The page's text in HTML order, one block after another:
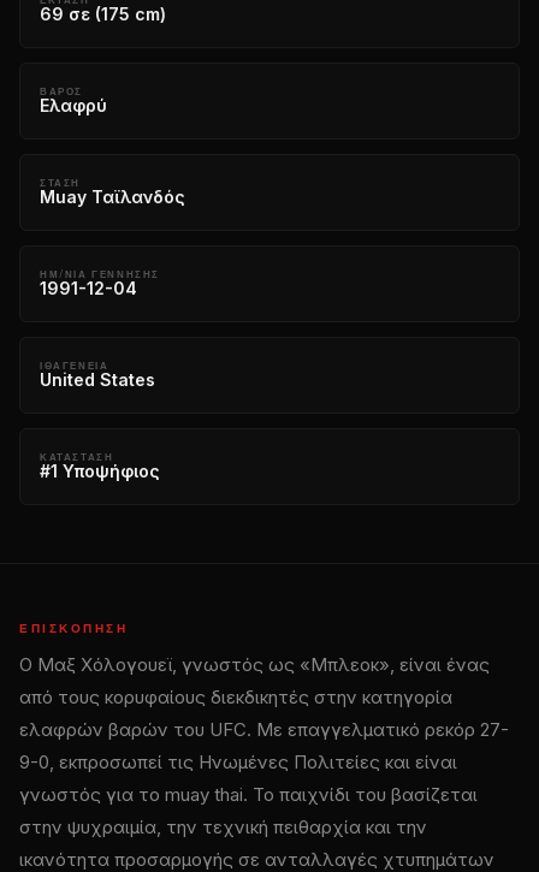
69 σε (175 cm)
ΒΆΡΟΣ
Ελαφρύ
ΣΤΆΣΗ
Muay Ταϊλανδός
ΗΜ/ΝΙΑ ΓΕΝΝΗΣΗΣ
1991-12-04
ΙΘΑΓΈΝΕΙΑ
United States
ΚΑΤΆΣΤΑΣΗ
#1 Υποψήφιος
ΕΠΙΣΚΌΠΗΣΗ
Ο Μαξ Χόλογουεϊ, γνωστός ως «Μπλεοκ», είναι ένας
από τους κορυφαίους διεκδικητές στην κατηγορία
ελαφρών βαρών του UFC. Με επαγγελματικό ρεκόρ 27-
9-0, εκπροσωπεί τις Ηνωμένες Πολιτείες και είναι
γνωστός για το muay thai. Το παιχνίδι του βασίζεται
στην ψυχραιμία, την τεχνική πειθαρχία και την
ικανότητα προσαρμογής σε ανταλλαγές χτυπημάτων